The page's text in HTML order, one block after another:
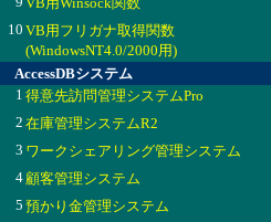
10 VB用フリガナ取得関数
(WindowsNT4.0/2000用)
AccessDBシステム
1 得意先訪問管理システムPro
2 在庫管理システムR2
3 ワークシェアリング管理システム
4顧客管理システム
5 預かり金管理システム